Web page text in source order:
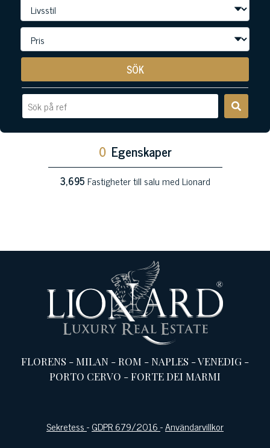
SÖK
0 Egenskaper
3,695Fastigheter till salu med Lionard
FLORENS -MILAN -ROM -NAPLES -VENEDIG -
PORTO CERVO -FORTE DEI MARMI
Sekretess-GDPR 679/2016-Användarvillkor